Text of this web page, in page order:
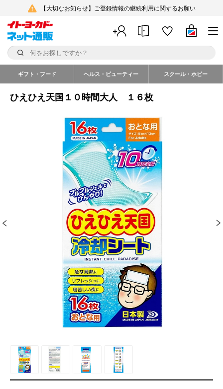
【大切なお知らせ】ご登録情報の継続利用に関するお願い
ギフト・フード ヘルス・ビューティー スクール・ホビー
ひえひえ天国１０時間大人 １６枚